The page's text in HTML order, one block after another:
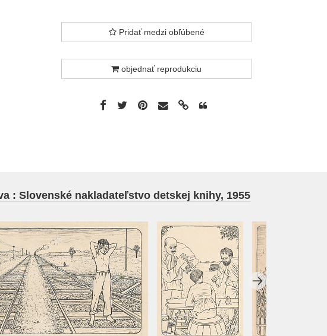
Pridať medzi obľúbené
objednať reprodukciu
: Slovenské nakladateľstvo detskej knihy, 1955